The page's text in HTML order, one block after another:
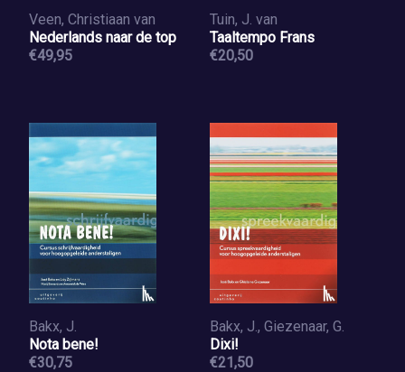
Veen, Christiaan van
Nederlands naar de top
€49,95
Tuin, J. van
Taaltempo Frans
€20,50
Bakx, J.
Nota bene!
€30,75
Bakx, J., Giezenaar, G.
Dixi!
€21,50